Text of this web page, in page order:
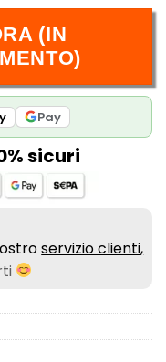
(IN
Pay
sicuri
servizio clienti,